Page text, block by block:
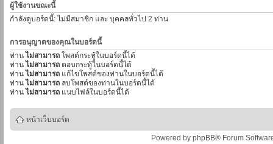
ผู้ใช้งานขณะนี้
กำลังดูบอร์ดนี้: ไม่มีสมาชิก และ บุคคลทั่วไป 2 ท่าน
การอนุญาตของคุณในบอร์ดนี้
ท่าน ไม่สามารถ โพสต์กระทู้ในบอร์ดนี้ได้
ท่าน ไม่สามารถ ตอบกระทู้ในบอร์ดนี้ได้
ท่าน ไม่สามารถ แก้ไขโพสต์ของท่านในบอร์ดนี้ได้
ท่าน ไม่สามารถ ลบโพสต์ของท่านในบอร์ดนี้ได้
ท่าน ไม่สามารถ แนบไฟล์ในบอร์ดนี้ได้
หน้าเว็บบอร์ด
Powered by phpBB® Forum